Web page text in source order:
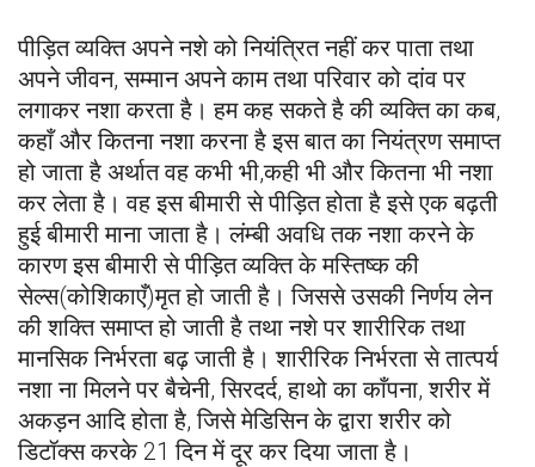
पीड़ित व्यक्ति अपने नशे को नियंत्रित नहीं कर पाता तथा
अपने जीवन, सम्मान अपने काम तथा परिवार को दांव पर
लगाकर नशा करता है। हम कह सकते है की व्यक्ति का कब,
कहाँ और कितना नशा करना है इस बात का नियंत्रण समाप्त
हो जाता है अर्थात वह कभी भी,कही भी और कितना भी नशा
कर लेता है। वह इस बीमारी से पीड़ित होता है इसे एक बढ़ती
हुई बीमारी माना जाता है। लंम्बी अवधि तक नशा करने के
कारण इस बीमारी से पीड़ित व्यक्ति के मस्तिष्क की
सेल्स(कोशिकाएँ)मृत हो जाती है। जिससे उसकी निर्णय लेन
की शक्ति समाप्त हो जाती है तथा नशे पर शारीरिक तथा
मानसिक निर्भरता बढ़ जाती है। शारीरिक निर्भरता से तात्पर्य
नशा ना मिलने पर बैचेनी, सिरदर्द, हाथो का काँपना, शरीर में
अकड़न आदि होता है, जिसे मेडिसिन के द्वारा शरीर को
डिटॉक्स करके 21 दिन में दूर कर दिया जाता है।